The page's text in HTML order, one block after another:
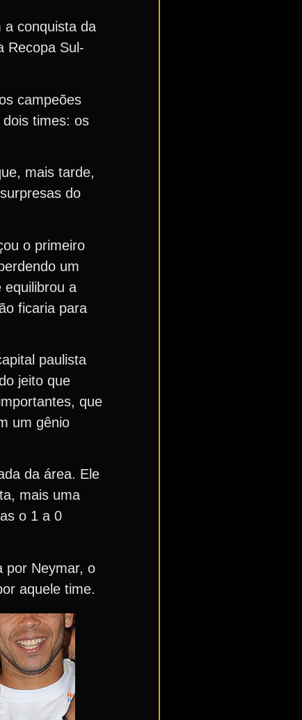
a conquista da
Recopa Sul-
campeões
times: os
mais tarde,
do
o primeiro
um
equilibrou a
ficaria para
paulista
jeito que
que
um gênio
da área. Ele
mais uma
o 1 a 0
por Neymar, o
aquele time.